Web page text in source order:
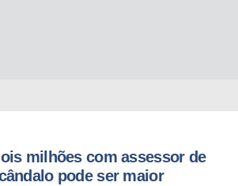
milhões com assessor de
pode ser maior